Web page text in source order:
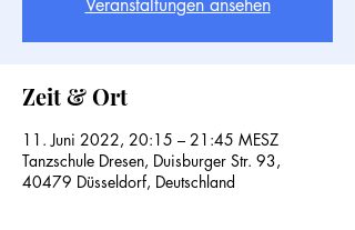
Veranstaltungen ansehen
Zeit & Ort
11. Juni 2022, 20:15 – 21:45 MESZ
Tanzschule Dresen, Duisburger Str. 93,
40479 Düsseldorf, Deutschland